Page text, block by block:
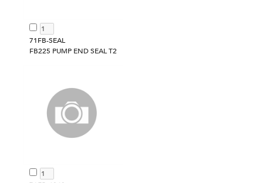
71FB-SEAL
FB225 PUMP END SEAL T2